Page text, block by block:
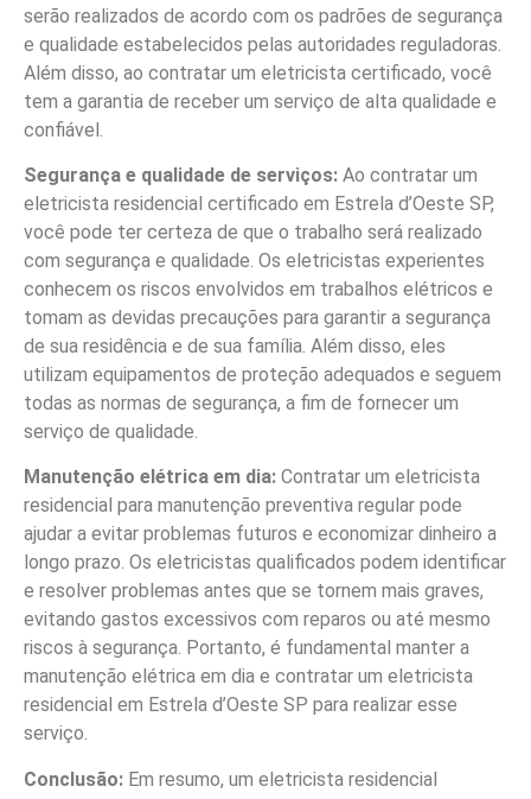
serão realizados de acordo com os padrões de segurança
e qualidade estabelecidos pelas autoridades reguladoras.
Além disso, ao contratar um eletricista certificado, você
tem a garantia de receber um serviço de alta qualidade e
confiável.
Segurança e qualidade de serviços: Ao contratar um
eletricista residencial certificado em Estrela d’Oeste SP,
você pode ter certeza de que o trabalho será realizado
com segurança e qualidade. Os eletricistas experientes
conhecem os riscos envolvidos em trabalhos elétricos e
tomam as devidas precauções para garantir a segurança
de sua residência e de sua família. Além disso, eles
utilizam equipamentos de proteção adequados e seguem
todas as normas de segurança, a fim de fornecer um
serviço de qualidade.
Manutenção elétrica em dia: Contratar um eletricista
residencial para manutenção preventiva regular pode
ajudar a evitar problemas futuros e economizar dinheiro a
longo prazo. Os eletricistas qualificados podem identificar
e resolver problemas antes que se tornem mais graves,
evitando gastos excessivos com reparos ou até mesmo
riscos à segurança. Portanto, é fundamental manter a
manutenção elétrica em dia e contratar um eletricista
residencial em Estrela d’Oeste SP para realizar esse
serviço.
Conclusão: Em resumo, um eletricista residencial